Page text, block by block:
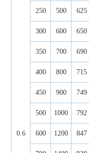
0.6
250 500 625
300 600 650
350 700 690
400 800 715
450 900 749
500 1000 792
600 1200 847